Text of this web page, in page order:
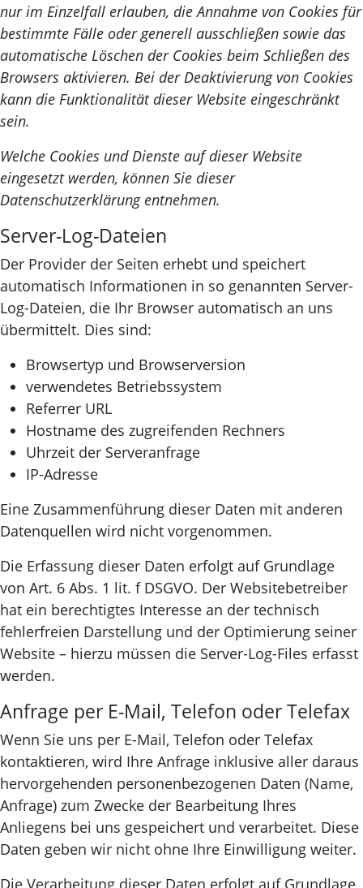
nur im Einzelfall erlauben, die Annahme von Cookies für
bestimmte Fälle oder generell ausschließen sowie das
automatische Löschen der Cookies beim Schließen des
Browsers aktivieren. Bei der Deaktivierung von Cookies
kann die Funktionalität dieser Website eingeschränkt
sein.
Welche Cookies und Dienste auf dieser Website
eingesetzt werden, können Sie dieser
Datenschutzerklärung entnehmen.
Server-Log-Dateien
Der Provider der Seiten erhebt und speichert
automatisch Informationen in so genannten Server-
Log-Dateien, die Ihr Browser automatisch an uns
übermittelt. Dies sind:
Browsertyp und Browserversion
verwendetes Betriebssystem
Referrer URL
Hostname des zugreifenden Rechners
Uhrzeit der Serveranfrage
IP-Adresse
Eine Zusammenführung dieser Daten mit anderen
Datenquellen wird nicht vorgenommen.
Die Erfassung dieser Daten erfolgt auf Grundlage
von Art. 6 Abs. 1 lit. f DSGVO. Der Websitebetreiber
hat ein berechtigtes Interesse an der technisch
fehlerfreien Darstellung und der Optimierung seiner
Website – hierzu müssen die Server-Log-Files erfasst
werden.
Anfrage per E-Mail, Telefon oder Telefax
Wenn Sie uns per E-Mail, Telefon oder Telefax
kontaktieren, wird Ihre Anfrage inklusive aller daraus
hervorgehenden personenbezogenen Daten (Name,
Anfrage) zum Zwecke der Bearbeitung Ihres
Anliegens bei uns gespeichert und verarbeitet. Diese
Daten geben wir nicht ohne Ihre Einwilligung weiter.
Die Verarbeitung dieser Daten erfolgt auf Grundlage